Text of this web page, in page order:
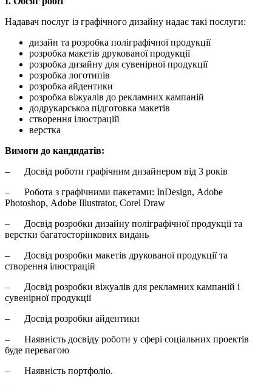
Надавач послуг із графічного дизайну надає такі послуги:
дизайн та розробка поліграфічної продукції
розробка макетів друкованої продукції
розробка дизайну для сувенірної продукції
розробка логотипів
розробка айдентики
розробка віжуалів до рекламних кампаній
додрукарськоа підготовка макетів
створення ілюстрацій
верстка
Вимоги до кандидатів:
– Досвід роботи графічним дизайнером від 3 років
– Робота з графічними пакетами: InDesign, Adobe
Photoshop, Adobe Illustrator, Corel Draw
– Досвід розробки дизайну поліграфічної продукції та
верстки багатосторінкових видань
– Досвід розробки макетів друкованої продукції та
створення ілюстрацій
– Досвід розробки віжуалів для рекламних кампаній і
сувенірної продукції
– Досвід розробки айдентики
– Наявність досвіду роботи у сфері соціальних проектів
буде перевагою
– Наявність портфоліо.